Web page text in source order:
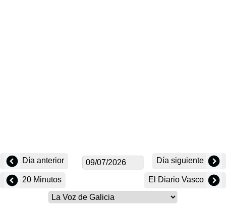
Día anterior Día siguiente
20 Minutos El Diario Vasco